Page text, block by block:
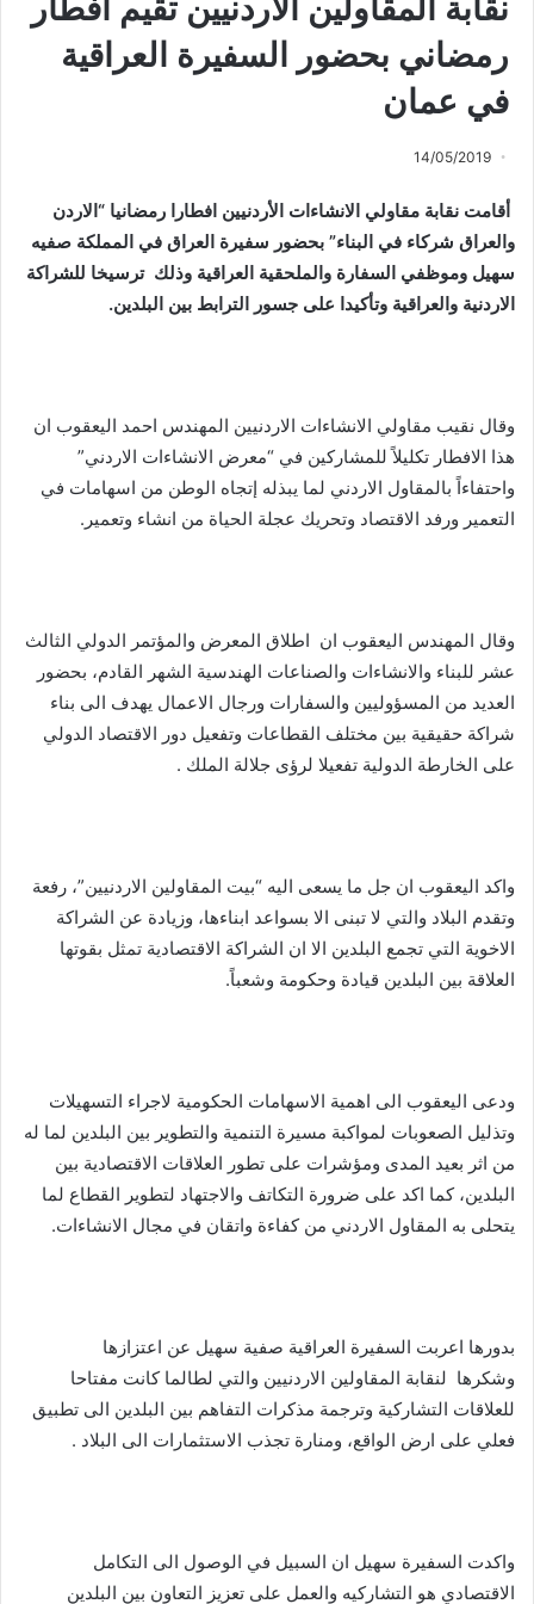
نقابة المقاولين الأردنيين تقيم افطار
رمضاني بحضور السفيرة العراقية
في عمان
14/05/2019
أقامت نقابة مقاولي الانشاءات الأردنيين افطارا رمضانيا “الاردن
والعراق شركاء في البناء” بحضور سفيرة العراق في المملكة صفيه
سهيل وموظفي السفارة والملحقية العراقية وذلك ترسيخا للشراكة
الاردنية والعراقية وتأكيدا على جسور الترابط بين البلدين.
وقال نقيب مقاولي الانشاءات الاردنيين المهندس احمد اليعقوب ان
هذا الافطار تكليلاً للمشاركين في “معرض الانشاءات الاردني”
واحتفاءاً بالمقاول الاردني لما يبذله إتجاه الوطن من اسهامات في
التعمير ورفد الاقتصاد وتحريك عجلة الحياة من انشاء وتعمير.
وقال المهندس اليعقوب ان اطلاق المعرض والمؤتمر الدولي الثالث
عشر للبناء والانشاءات والصناعات الهندسية الشهر القادم، بحضور
العديد من المسؤوليين والسفارات ورجال الاعمال يهدف الى بناء
شراكة حقيقية بين مختلف القطاعات وتفعيل دور الاقتصاد الدولي
على الخارطة الدولية تفعيلا لرؤى جلالة الملك .
واكد اليعقوب ان جل ما يسعى اليه “بيت المقاولين الاردنيين”، رفعة
وتقدم البلاد والتي لا تبنى الا بسواعد ابناءها، وزيادة عن الشراكة
الاخوية التي تجمع البلدين الا ان الشراكة الاقتصادية تمثل بقوتها
العلاقة بين البلدين قيادة وحكومة وشعباً.
ودعى اليعقوب الى اهمية الاسهامات الحكومية لاجراء التسهيلات
وتذليل الصعوبات لمواكبة مسيرة التنمية والتطوير بين البلدين لما له
من اثر بعيد المدى ومؤشرات على تطور العلاقات الاقتصادية بين
البلدين، كما اكد على ضرورة التكاتف والاجتهاد لتطوير القطاع لما
يتحلى به المقاول الاردني من كفاءة واتقان في مجال الانشاءات.
بدورها اعربت السفيرة العراقية صفية سهيل عن اعتزازها
وشكرها لنقابة المقاولين الاردنيين والتي لطالما كانت مفتاحا
للعلاقات التشاركية وترجمة مذكرات التفاهم بين البلدين الى تطبيق
فعلي على ارض الواقع، ومنارة تجذب الاستثمارات الى البلاد .
واكدت السفيرة سهيل ان السبيل في الوصول الى التكامل
الاقتصادي هو التشاركيه والعمل على تعزيز التعاون بين البلدين